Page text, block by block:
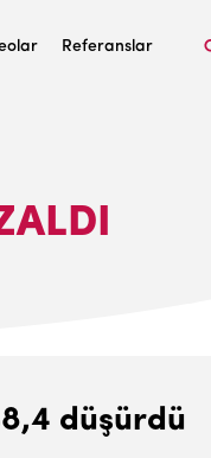
Referanslar
düşürdü